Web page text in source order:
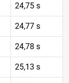
24,75 s
24,77 s
24,78 s
25,13 s